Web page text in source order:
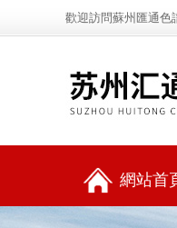
歡迎訪問蘇州匯通色
網站首